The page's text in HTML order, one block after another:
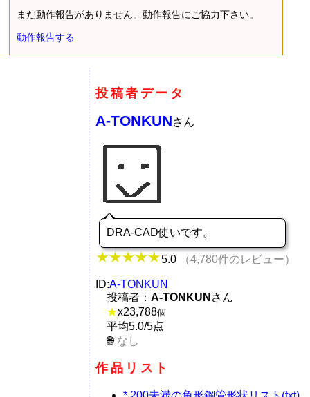
まだ動作報告がありません。動作報告にご協力下さい。
動作報告する
投稿者データ
A-TONKUNさん
DRA-CAD使いです。
5.0 （4,780件のレビュー）
ID:A-TONKUN
投稿者： A-TONKUN さん
★x23,788個
平均5.0/5点
なし
作品リスト